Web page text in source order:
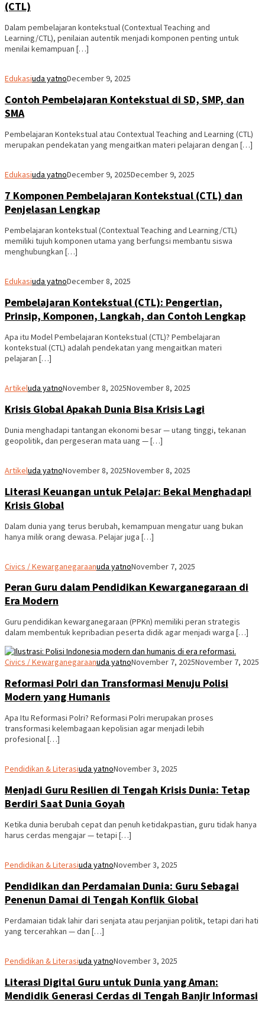
(CTL)
Dalam pembelajaran kontekstual (Contextual Teaching and
Learning/CTL), penilaian autentik menjadi komponen penting untuk
menilai kemampuan […]
Edukasiuda yatnoDecember 9, 2025
Contoh Pembelajaran Kontekstual di SD, SMP, dan
SMA
Pembelajaran Kontekstual atau Contextual Teaching and Learning (CTL)
merupakan pendekatan yang mengaitkan materi pelajaran dengan […]
Edukasiuda yatnoDecember 9, 2025December 9, 2025
7 Komponen Pembelajaran Kontekstual (CTL) dan
Penjelasan Lengkap
Pembelajaran kontekstual (Contextual Teaching and Learning/CTL)
memiliki tujuh komponen utama yang berfungsi membantu siswa
menghubungkan […]
Edukasiuda yatnoDecember 8, 2025
Pembelajaran Kontekstual (CTL): Pengertian,
Prinsip, Komponen, Langkah, dan Contoh Lengkap
Apa itu Model Pembelajaran Kontekstual (CTL)? Pembelajaran
kontekstual (CTL) adalah pendekatan yang mengaitkan materi
pelajaran […]
Artikeluda yatnoNovember 8, 2025November 8, 2025
Krisis Global Apakah Dunia Bisa Krisis Lagi
Dunia menghadapi tantangan ekonomi besar — utang tinggi, tekanan
geopolitik, dan pergeseran mata uang — […]
Artikeluda yatnoNovember 8, 2025November 8, 2025
Literasi Keuangan untuk Pelajar: Bekal Menghadapi
Krisis Global
Dalam dunia yang terus berubah, kemampuan mengatur uang bukan
hanya milik orang dewasa. Pelajar juga […]
Civics / Kewarganegaraanuda yatnoNovember 7, 2025
Peran Guru dalam Pendidikan Kewarganegaraan di
Era Modern
Guru pendidikan kewarganegaraan (PPKn) memiliki peran strategis
dalam membentuk kepribadian peserta didik agar menjadi warga […]
Civics / Kewarganegaraanuda yatnoNovember 7, 2025November 7, 2025
Reformasi Polri dan Transformasi Menuju Polisi
Modern yang Humanis
Apa Itu Reformasi Polri? Reformasi Polri merupakan proses
transformasi kelembagaan kepolisian agar menjadi lebih
profesional […]
Pendidikan & Literasiuda yatnoNovember 3, 2025
Menjadi Guru Resilien di Tengah Krisis Dunia: Tetap
Berdiri Saat Dunia Goyah
Ketika dunia berubah cepat dan penuh ketidakpastian, guru tidak hanya
harus cerdas mengajar — tetapi […]
Pendidikan & Literasiuda yatnoNovember 3, 2025
Pendidikan dan Perdamaian Dunia: Guru Sebagai
Penenun Damai di Tengah Konflik Global
Perdamaian tidak lahir dari senjata atau perjanjian politik, tetapi dari hati
yang tercerahkan — dan […]
Pendidikan & Literasiuda yatnoNovember 3, 2025
Literasi Digital Guru untuk Dunia yang Aman:
Mendidik Generasi Cerdas di Tengah Banjir Informasi